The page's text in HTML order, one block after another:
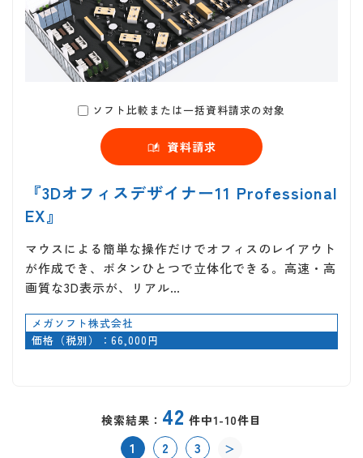
ソフト比較または一括資料請求の対象
資料請求
『3Dオフィスデザイナー11 Professional
EX』
マウスによる簡単な操作だけでオフィスのレイアウト
が作成でき、ボタンひとつで立体化できる。高速・高
画質な3D表示が、リアル…
メガソフト株式会社
価格（税別）：66,000円
検索結果： 42 件中1-10件目
1 2 3 ＞